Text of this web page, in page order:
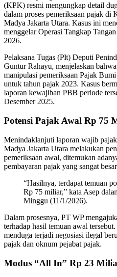
(KPK) resmi mengungkap detail
dalam proses pemeriksaan pajak di
Madya Jakarta Utara. Kasus ini
menggelar Operasi Tangkap
2026.
Pelaksana Tugas (Plt) Deputi
Guntur Rahayu, menjelaskan
manipulasi pemeriksaan Pajak
untuk tahun pajak 2023. Kasus
laporan kewajiban PBB periode
Desember 2025.
Potensi Pajak Awal Rp 75
Menindaklanjuti laporan wajib
Madya Jakarta Utara melakukan
pemeriksaan awal, ditemukan
pembayaran pajak yang sangat
“Hasilnya, terdapat temuan
Rp 75 miliar,” kata Asep
Minggu (11/1/2026).
Dalam prosesnya, PT WP
terhadap hasil temuan awal
menduga terjadi negosiasi ilegal
pajak dan oknum pejabat pajak.
Modus “All In” Rp 23